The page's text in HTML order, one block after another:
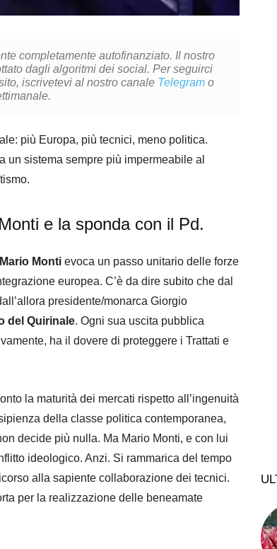
completamente autofinanziato. Il nostro
dagli algoritmi dei social. Per seguirci
iscrivetevi al nostro canale Telegram o
più Europa, più tecnici, meno politica.
un sistema sempre più impermeabile al
e la sponda con il Pd.
Mario Monti evoca un passo unitario delle forze
europea. C’è da dire subito che dal
presidente/monarca Giorgio
del Quirinale. Ogni sua uscita pubblica
ha il dovere di proteggere i Trattati e
la maturità dei mercati rispetto all’ingenuità
della classe politica contemporanea,
decide più nulla. Ma Mario Monti, e con lui
ideologico. Anzi. Si rammarica del tempo
alla sapiente collaborazione dei tecnici.
per la realizzazione delle beneamate